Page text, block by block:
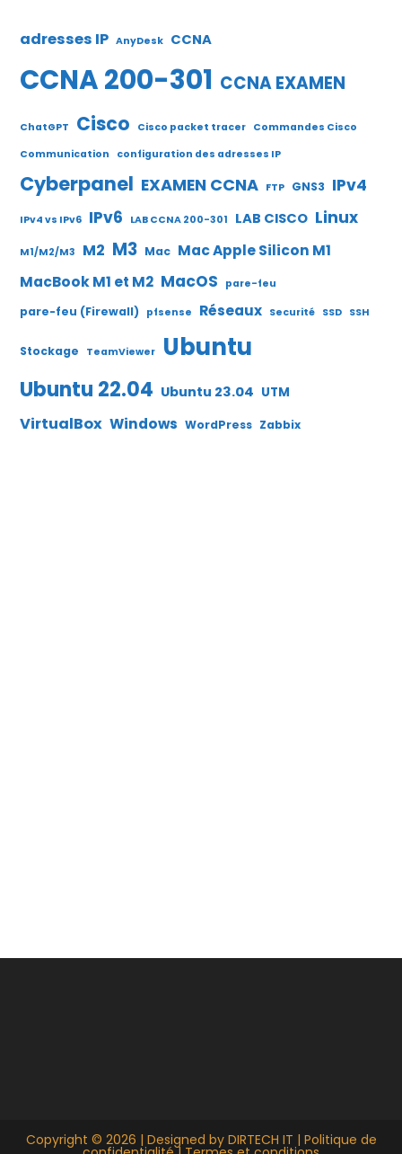
adresses IP AnyDesk CCNA
CCNA 200-301 CCNA EXAMEN
ChatGPT Cisco Cisco packet tracer Commandes Cisco
Communication
configuration des adresses IP
Cyberpanel EXAMEN CCNA FTP GNS3 IPv4
IPv4 vs IPv6 IPv6 LAB CCNA 200-301 LAB CISCO Linux
M1/M2/M3 M2 M3 Mac Mac Apple Silicon M1
MacBook M1 et M2 MacOS pare-feu
pare-feu (Firewall) pfsense Réseaux Securité SSD SSH
Stockage TeamViewer Ubuntu
Ubuntu 22.04 Ubuntu 23.04 UTM
VirtualBox Windows WordPress Zabbix
Copyright © 2026 | Designed by DIRTECH IT | Politique de